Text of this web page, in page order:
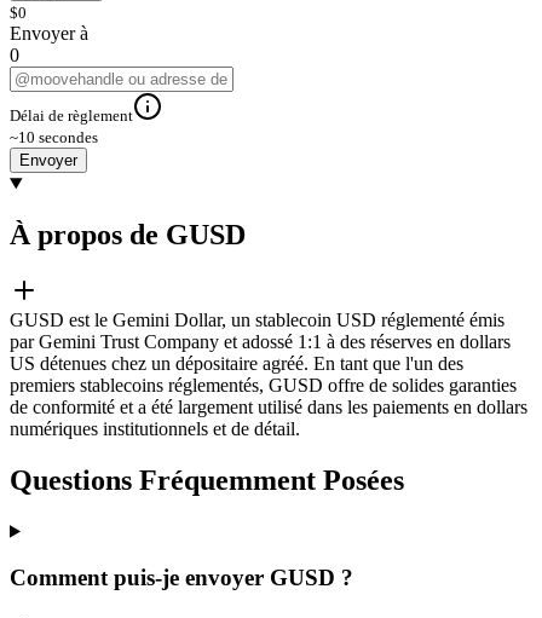
$0
Envoyer à
0
Délai de règlement
~10 secondes
Envoyer
À propos de GUSD
GUSD est le Gemini Dollar, un stablecoin USD réglementé émis
par Gemini Trust Company et adossé 1:1 à des réserves en dollars
US détenues chez un dépositaire agréé. En tant que l'un des
premiers stablecoins réglementés, GUSD offre de solides garanties
de conformité et a été largement utilisé dans les paiements en dollars
numériques institutionnels et de détail.
Questions Fréquemment Posées
Comment puis-je envoyer GUSD ?